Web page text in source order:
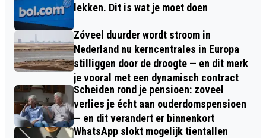
lekken. Dit is wat je moet doen
Zóveel duurder wordt stroom in
Nederland nu kerncentrales in Europa
stilliggen door de droogte — en dit merk
je vooral met een dynamisch contract
Scheiden rond je pensioen: zoveel
verlies je écht aan ouderdomspensioen
— en dit verandert er binnenkort
WhatsApp slokt mogelijk tientallen